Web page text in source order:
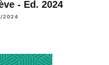
- Ed. 2024
2024